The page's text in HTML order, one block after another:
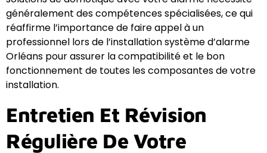
généralement des compétences spécialisées, ce qui
réaffirme l’importance de faire appel à un
professionnel lors de l’installation système d’alarme
Orléans pour assurer la compatibilité et le bon
fonctionnement de toutes les composantes de votre
installation.
Entretien Et Révision
Régulière De Votre